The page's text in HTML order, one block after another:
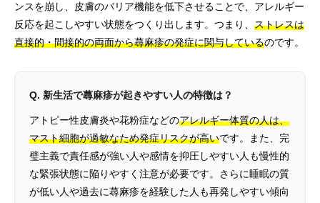
ンスを崩し、皮膚のバリア機能を低下させることで、アレルギー
反応を起こしやすい状態をつくり出します。つまり、 ストレスは
直接的・間接的の両面から蕁麻疹の発症に関与しているのです。
Q. 新生活で蕁麻疹が起きやすい人の特徴は？
アトピー性皮膚炎や花粉症などのアレルギー体質の人は、
マスト細胞が過敏なため発症リスクが高いです。また、完
璧主義で責任感が強い人や感情を抑圧しやすい人も慢性的
な緊張状態に陥りやすく注意が必要です。さらに睡眠の質
が低い人や過去に蕁麻疹を経験した人も再発しやすい傾向